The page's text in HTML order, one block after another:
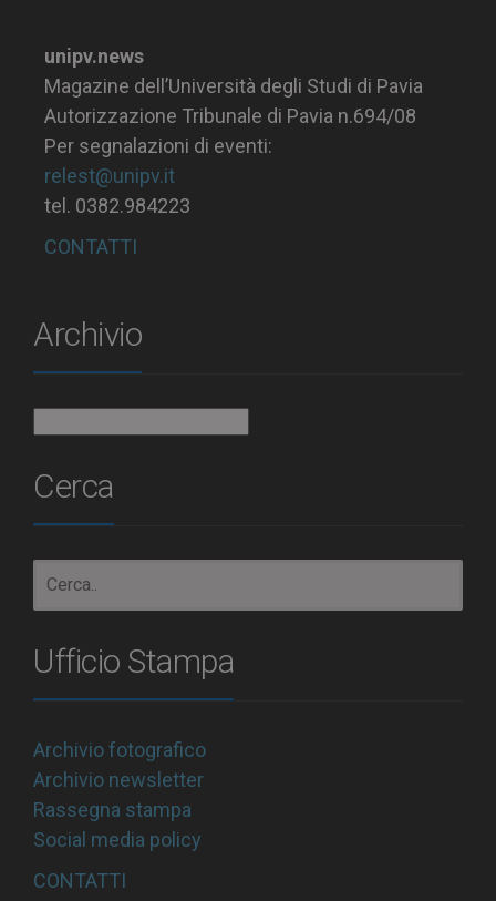
unipv.news
Magazine dell’Università degli Studi di Pavia
Autorizzazione Tribunale di Pavia n.694/08
Per segnalazioni di eventi:
relest@unipv.it
tel. 0382.984223
CONTATTI
Archivio
Cerca
Ufficio Stampa
Archivio fotografico
Archivio newsletter
Rassegna stampa
Social media policy
CONTATTI